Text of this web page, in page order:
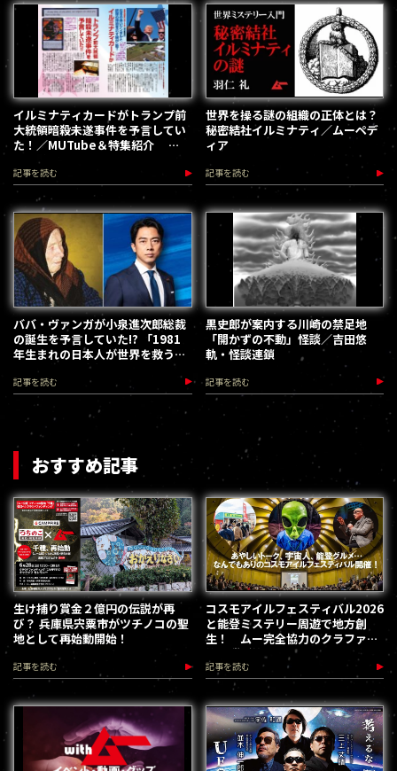
イルミナティカードがトランプ前
大統領暗殺未遂事件を予言してい
た！／MUTube＆特集紹介
2024年9月号
記事を読む
世界を操る謎の組織の正体とは？
秘密結社イルミナティ／ムーペデ
ィア
記事を読む
ババ・ヴァンガが小泉進次郎総裁
の誕生を予言していた!? 「1981
年生まれの日本人が世界を救う」
予言の色濃い真相
記事を読む
黒史郎が案内する川崎の禁足地
「開かずの不動」怪談／吉田悠
軌・怪談連鎖
記事を読む
おすすめ記事
生け捕り賞金２億円の伝説が再
び？ 兵庫県宍粟市がツチノコの聖
地として再始動開始！
記事を読む
コスモアイルフェスティバル2026
と能登ミステリー周遊で地方創
生！ ムー完全協力のクラファン
第３弾が始動
記事を読む